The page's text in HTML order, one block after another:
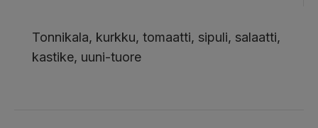
Tonnikala, kurkku, tomaatti, sipuli, salaatti,
kastike, uuni-tuore